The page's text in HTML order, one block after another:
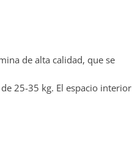
de alta calidad, que se
25-35 kg. El espacio interior